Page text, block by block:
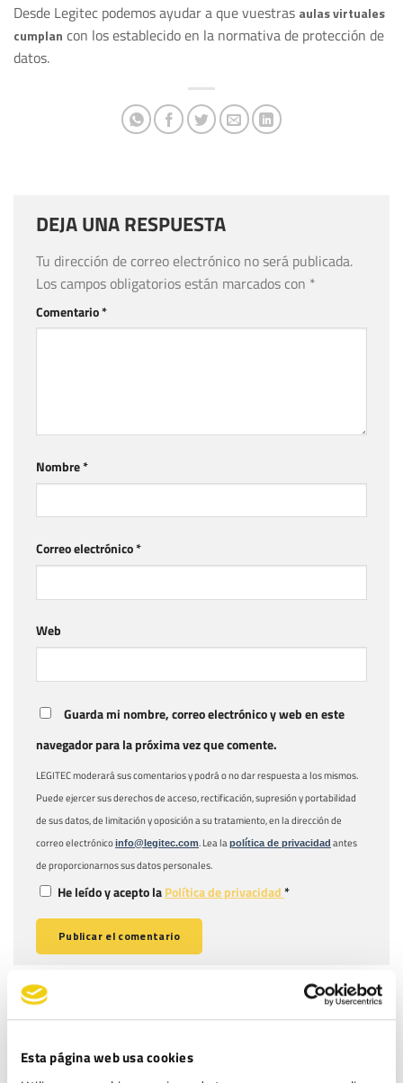
Esta página web usa cookies
Desde Legitec podemos ayudar a que vuestras aulas virtuales
cumplan con los establecido en la normativa de protección de
datos.
DEJA UNA RESPUESTA
Tu dirección de correo electrónico no será publicada.
Los campos obligatorios están marcados con *
Comentario*
Nombre*
Correo electrónico*
Web
Guarda mi nombre, correo electrónico y web en este
navegador para la próxima vez que comente.
LEGITEC moderará sus comentarios y podrá o no dar respuesta a los mismos.
Puede ejercer sus derechos de acceso, rectificación, supresión y portabilidad
de sus datos, de limitación y oposición a su tratamiento, en la dirección de
correo electrónicoinfo@legitec.com. Lea lapolítica de privacidad antes
de proporcionarnos sus datos personales.
He leído y acepto laPolítica de privacidad*
ENTRADAS RECIENTES
Fundación Aspacia obtiene el ENS en categoría MEDIA: ciberseguridad